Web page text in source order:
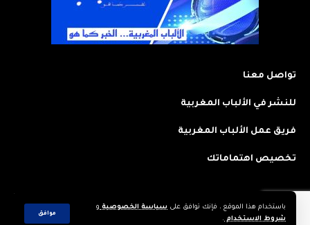
باستخدام هذا الموقع ، فإنك توافق على سياسة الخصوصية و
شروط الاستخدام .
موافق
تواصل معنا
للنشر في الألباب المغربية
فريق عمل الألباب المغربية
تخصيص اهتماماتك
2023 © جميع الحقوق محفوظة لجريدة: الألباب المغربية. تم تصميمه وتطويره